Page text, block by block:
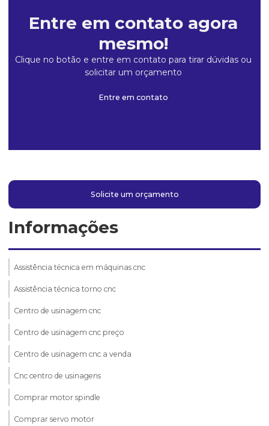
Entre em contato agora
mesmo!
Clique no botão e entre em contato para tirar dúvidas ou
solicitar um orçamento
Entre em contato
Solicite um orçamento
Informações
Assistência técnica em máquinas cnc
Assistência técnica torno cnc
Centro de usinagem cnc
Centro de usinagem cnc preço
Centro de usinagem cnc a venda
Cnc centro de usinagens
Comprar motor spindle
Comprar servo motor